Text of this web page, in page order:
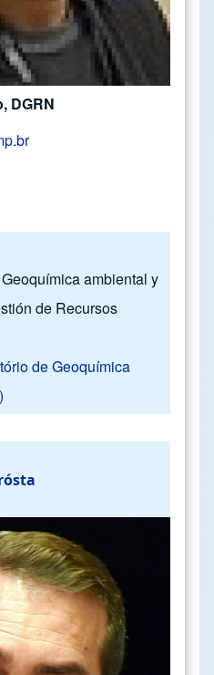
DGRN
Geoquímica ambiental y
de Recursos
de Geoquímica